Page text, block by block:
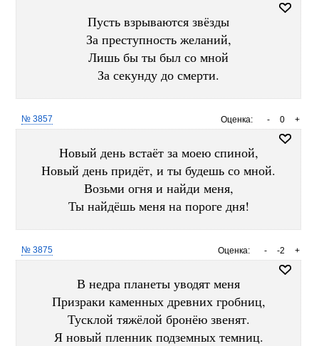
Пусть взрываются звёзды
За преступность желаний,
Лишь бы ты был со мной
За секунду до смерти.
Оценка: +
0
-
№ 3857
Новый день встаёт за моею спиной,
Новый день придёт, и ты будешь со мной.
Возьми огня и найди меня,
Ты найдёшь меня на пороге дня!
Оценка: +
-2
-
№ 3875
В недра планеты уводят меня
Призраки каменных древних гробниц,
Тусклой тяжёлой бронёю звенят.
Я новый пленник подземных темниц.